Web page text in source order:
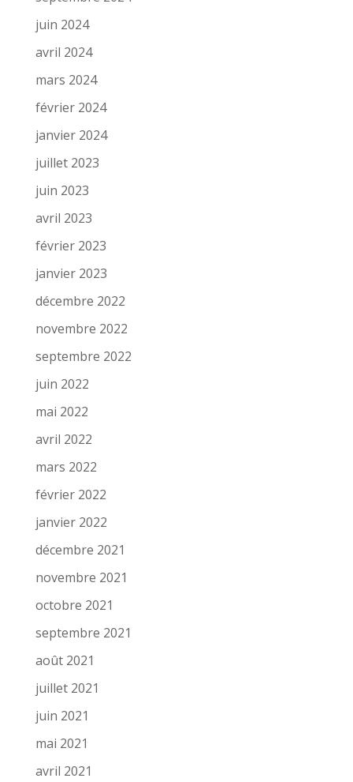
juin 2024
avril 2024
mars 2024
février 2024
janvier 2024
juillet 2023
juin 2023
avril 2023
février 2023
janvier 2023
décembre 2022
novembre 2022
septembre 2022
juin 2022
mai 2022
avril 2022
mars 2022
février 2022
janvier 2022
décembre 2021
novembre 2021
octobre 2021
septembre 2021
août 2021
juillet 2021
juin 2021
mai 2021
avril 2021